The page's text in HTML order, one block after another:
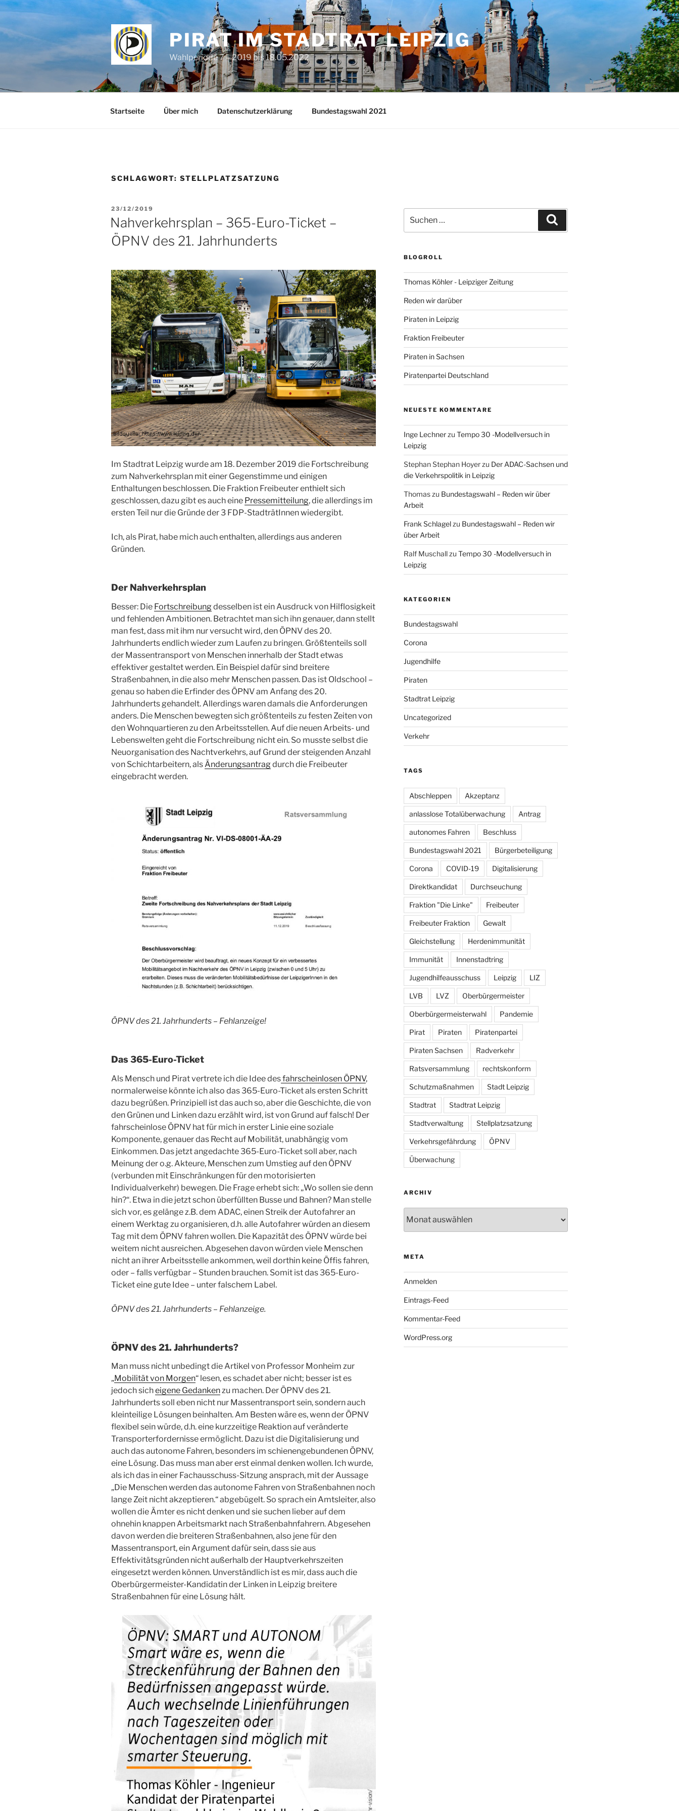
Zum
springen
PIRAT IM STADTRAT LEIPZIG
Wahlperiode 7 – 2019 bis 18.05.2022
Startseite Über mich Datenschutzerklärung Bundestagswahl 2021
SCHLAGWORT: STELLPLATZSATZUNG
VERÖFFENTLICHT
AM
23/12/2019
Nahverkehrsplan – 365-Euro-Ticket –
ÖPNV des 21. Jahrhunderts
Im Stadtrat Leipzig wurde am 18. Dezember 2019 die Fortschreibung
zum Nahverkehrsplan mit einer Gegenstimme und einigen
Enthaltungen beschlossen. Die Fraktion Freibeuter enthielt sich
geschlossen, dazu gibt es auch eine Pressemitteilung, die allerdings im
ersten Teil nur die Gründe der 3 FDP-StadträtInnen wiedergibt.
Ich, als Pirat, habe mich auch enthalten, allerdings aus anderen
Gründen.
Der Nahverkehrsplan
Besser: Die Fortschreibungdesselben ist ein Ausdruck von Hilflosigkeit
und fehlenden Ambitionen. Betrachtet man sich ihn genauer, dann stellt
man fest, dass mit ihm nur versucht wird, den ÖPNV des 20.
Jahrhunderts endlich wieder zum Laufen zu bringen. Größtenteils soll
der Massentransport von Menschen innerhalb der Stadt etwas
effektiver gestaltet werden. Ein Beispiel dafür sind breitere
Straßenbahnen, in die also mehr Menschen passen. Das ist Oldschool –
genau so haben die Erfinder des ÖPNV am Anfang des 20.
Jahrhunderts gehandelt. Allerdings waren damals die Anforderungen
anders. Die Menschen bewegten sich größtenteils zu festen Zeiten von
den Wohnquartieren zu den Arbeitsstellen. Auf die neuen Arbeits- und
Lebenswelten geht die Fortschreibung nicht ein. So musste selbst die
Neuorganisation des Nachtverkehrs, auf Grund der steigenden Anzahl
von Schichtarbeitern, als Änderungsantragdurch die Freibeuter
eingebracht werden.
ÖPNV des 21. Jahrhunderts – Fehlanzeige!
Das 365-Euro-Ticket
Als Mensch und Pirat vertrete ich die Idee desfahrscheinlosen ÖPNV,
normalerweise könnte ich also das 365-Euro-Ticket als ersten Schritt
dazu begrüßen. Prinzipiell ist das auch so, aber die Geschichte, die von
den Grünen und Linken dazu erzählt wird, ist von Grund auf falsch! Der
fahrscheinlose ÖPNV hat für mich in erster Linie eine soziale
Komponente, genauer das Recht auf Mobilität, unabhängig vom
Einkommen. Das jetzt angedachte 365-Euro-Ticket soll aber, nach
Meinung der o.g. Akteure, Menschen zum Umstieg auf den ÖPNV
(verbunden mit Einschränkungen für den motorisierten
Individualverkehr) bewegen. Die Frage erhebt sich: „Wo sollen sie denn
hin?“. Etwa in die jetzt schon überfüllten Busse und Bahnen? Man stelle
sich vor, es gelänge z.B. dem ADAC, einen Streik der Autofahrer an
einem Werktag zu organisieren, d.h. alle Autofahrer würden an diesem
Tag mit dem ÖPNV fahren wollen. Die Kapazität des ÖPNV würde bei
weitem nicht ausreichen. Abgesehen davon würden viele Menschen
nicht an ihrer Arbeitsstelle ankommen, weil dorthin keine Öffis fahren,
oder – falls verfügbar – Stunden brauchen. Somit ist das 365-Euro-
Ticket eine gute Idee – unter falschem Label.
ÖPNV des 21. Jahrhunderts – Fehlanzeige.
ÖPNV des 21. Jahrhunderts?
Man muss nicht unbedingt die Artikel von Professor Monheim zur
„Mobilität von Morgen“ lesen, es schadet aber nicht; besser ist es
jedoch sicheigene Gedankenzu machen. Der ÖPNV des 21.
Jahrhunderts soll eben nicht nur Massentransport sein, sondern auch
kleinteilige Lösungen beinhalten. Am Besten wäre es, wenn der ÖPNV
flexibel sein würde, d.h. eine kurzzeitige Reaktion auf veränderte
Transporterfordernisse ermöglicht. Dazu ist die Digitalisierung und
auch das autonome Fahren, besonders im schienengebundenen ÖPNV,
eine Lösung. Das muss man aber erst einmal denken wollen. Ich wurde,
als ich das in einer Fachausschuss-Sitzung ansprach, mit der Aussage
„Die Menschen werden das autonome Fahren von Straßenbahnen noch
lange Zeit nicht akzeptieren.“ abgebügelt. So sprach ein Amtsleiter, also
wollen die Ämter es nicht denken und sie suchen lieber auf dem
ohnehin knappen Arbeitsmarkt nach Straßenbahnfahrern. Abgesehen
davon werden die breiteren Straßenbahnen, also jene für den
Massentransport, ein Argument dafür sein, dass sie aus
Effektivitätsgründen nicht außerhalb der Hauptverkehrszeiten
eingesetzt werden können. Unverständlich ist es mir, dass auch die
Oberbürgermeister-Kandidatin der Linken in Leipzig breitere
Straßenbahnen für eine Lösung hält.
nach:
BLOGROLL
Thomas Köhler - Leipziger Zeitung
Reden wir darüber
Piraten in Leipzig
Fraktion Freibeuter
Piraten in Sachsen
Piratenpartei Deutschland
NEUESTE KOMMENTARE
Inge Lechnerzu Tempo 30 -Modellversuch in
Leipzig
Stephan Stephan Hoyerzu Der ADAC-Sachsen und
die Verkehrspolitik in Leipzig
Thomaszu Bundestagswahl – Reden wir über
Arbeit
Frank Schlagelzu Bundestagswahl – Reden wir
über Arbeit
Ralf Muschallzu Tempo 30 -Modellversuch in
Leipzig
KATEGORIEN
Bundestagswahl
Corona
Jugendhilfe
Piraten
Stadtrat Leipzig
Uncategorized
Verkehr
TAGS
Abschleppen Akzeptanz
anlasslose Totalüberwachung Antrag
autonomes Fahren Beschluss
Bundestagswahl 2021 Bürgerbeteiligung
Corona COVID-19 Digitalisierung
Direktkandidat Durchseuchung
Fraktion "Die Linke" Freibeuter
Freibeuter Fraktion Gewalt
Gleichstellung Herdenimmunität
Immunität Innenstadtring
Jugendhilfeausschuss Leipzig LIZ
LVB LVZ Oberbürgermeister
Oberbürgermeisterwahl Pandemie
Pirat Piraten Piratenpartei
Piraten Sachsen Radverkehr
Ratsversammlung rechtskonform
Schutzmaßnahmen Stadt Leipzig
Stadtrat Stadtrat Leipzig
Stadtverwaltung Stellplatzsatzung
Verkehrsgefährdung ÖPNV
Überwachung
ARCHIV
META
Anmelden
Eintrags-Feed
Kommentar-Feed
WordPress.org